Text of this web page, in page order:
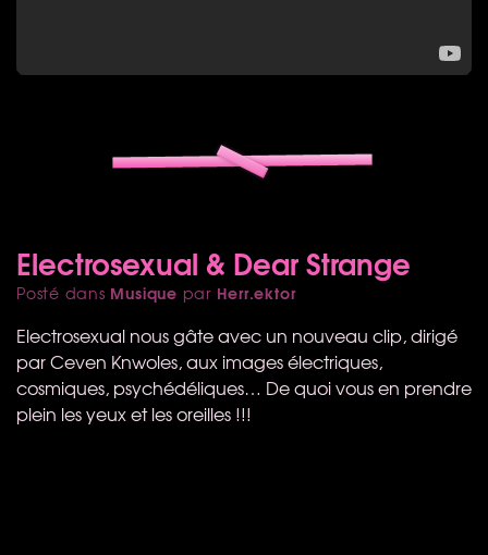
Electrosexual & Dear Strange
Posté dans Musique par Herr.ektor
Electrosexual nous gâte avec un nouveau clip, dirigé
par Ceven Knwoles, aux images électriques,
cosmiques, psychédéliques… De quoi vous en prendre
plein les yeux et les oreilles !!!